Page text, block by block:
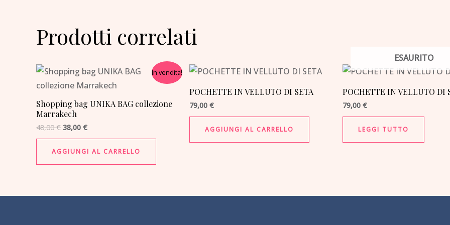
Prodotti correlati
In vendita!
Shopping bag UNIKA BAG collezione
Marrakech
48,00€
Il
prezzo
originale
48,00 €.
38,00 €
Il
prezzo
attuale
38,00 €.
AGGIUNGI AL CARRELLO
POCHETTE IN VELLUTO DI SETA
79,00 €
AGGIUNGI AL CARRELLO
ESAURITO
POCHETTE IN VELLUTO DI
79,00 €
LEGGI TUTTO